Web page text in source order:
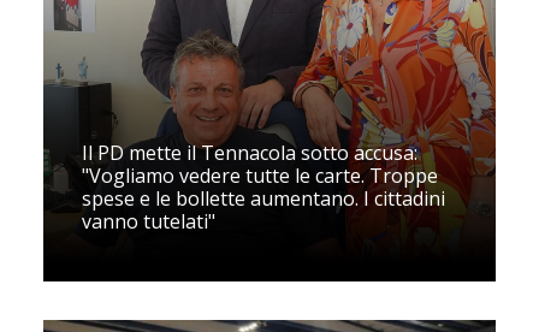
Il PD mette il Tennacola sotto accusa:
"Vogliamo vedere tutte le carte. Troppe
spese e le bollette aumentano. I cittadini
vanno tutelati"